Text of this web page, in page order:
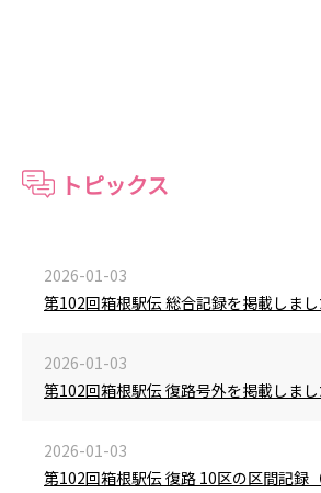
トピックス
2026-01-03
第102回箱根駅伝 総合記録を掲載しま
2026-01-03
第102回箱根駅伝 復路号外を掲載しま
2026-01-03
第102回箱根駅伝 復路 10区の区間記録